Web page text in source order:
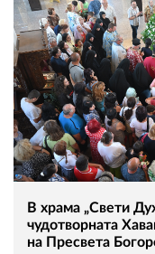
В храма „Свети
чудотворната
на Пресвета